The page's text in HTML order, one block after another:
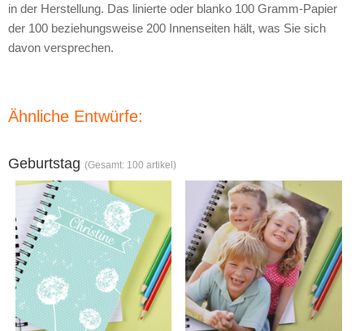
in der Herstellung. Das linierte oder blanko 100 Gramm-Papier
der 100 beziehungsweise 200 Innenseiten hält, was Sie sich
davon versprechen.
Ähnliche Entwürfe:
Geburtstag (Gesamt: 100 artikel)